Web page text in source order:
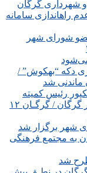
شهرداری گرگان
عملکرد خود را به مردم گزارش دهند / عدم راه‎اندازی سامانه
شورای شهر
دکه “بهکوش” /
ماندنی شد
رئیس کمیته
فرهنگی ، اجتماعی شورای اسلامی شهر گرگان / گرگـان ۱۲
شهر برگزار شد
به مجتمع فرهنگی
شد